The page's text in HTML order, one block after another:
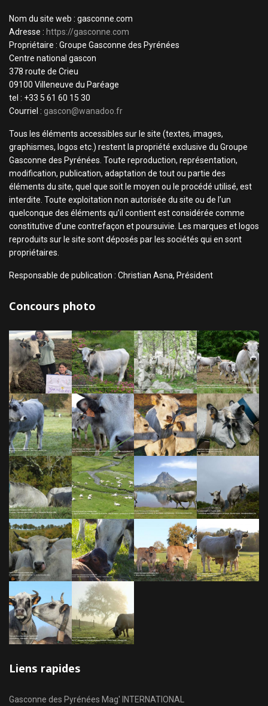
Nom du site web : gasconne.com
Adresse : https://gasconne.com
Propriétaire : Groupe Gasconne des Pyrénées
Centre national gascon
378 route de Crieu
09100 Villeneuve du Paréage
tel : +33 5 61 60 15 30
Courriel : gascon@wanadoo.fr
Tous les éléments accessibles sur le site (textes, images,
graphismes, logos etc.) restent la propriété exclusive du Groupe
Gasconne des Pyrénées. Toute reproduction, représentation,
modification, publication, adaptation de tout ou partie des
éléments du site, quel que soit le moyen ou le procédé utilisé, est
interdite. Toute exploitation non autorisée du site ou de l’un
quelconque des éléments qu’il contient est considérée comme
constitutive d’une contrefaçon et poursuivie. Les marques et logos
reproduits sur le site sont déposés par les sociétés qui en sont
propriétaires.
Responsable de publication : Christian Asna, Président
Concours photo
Liens rapides
Gasconne des Pyrénées Mag' INTERNATIONAL